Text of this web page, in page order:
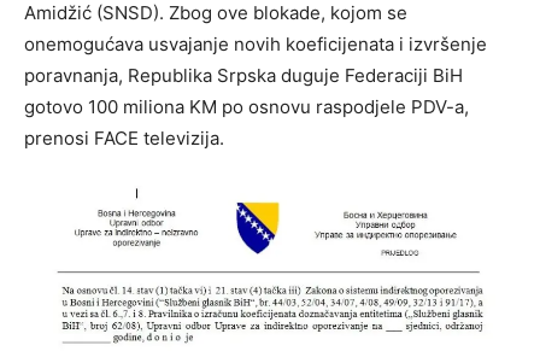
Amidžić (SNSD). Zbog ove blokade, kojom se
onemogućava usvajanje novih koeficijenata i izvršenje
poravnanja, Republika Srpska duguje Federaciji BiH
gotovo 100 miliona KM po osnovu raspodjele PDV-a,
prenosi FACE televizija.